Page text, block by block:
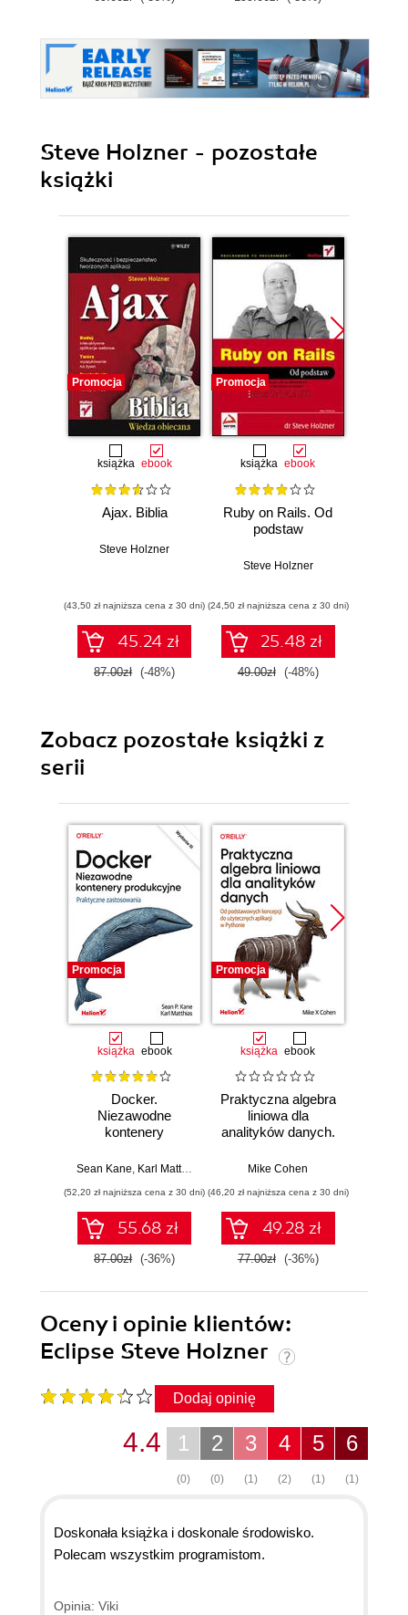
Steve Holzner - pozostałe
książki
Promocja
książka ebook
Ajax. Biblia
Steve Holzner
(43,50 zł najniższa cena z 30 dni)
45.24 zł
87.00zł (-48%)
Promocja
książka ebook
Ruby on Rails. Od
podstaw
Steve Holzner
(24,50 zł najniższa cena z 30 dni)
25.48 zł
49.00zł (-48%)
Zobacz pozostałe książki z
serii
Promocja
książka ebook
Docker.
Niezawodne
kontenery
Praktyczne
Wydanie III
Sean Kane, Karl Matthias
(52,20 zł najniższa cena z 30 dni)
55.68 zł
87.00zł (-36%)
Promocja
książka ebook
Praktyczna algebra
liniowa dla
analityków danych.
koncepcji do
aplikacji w
Pythonie
Mike Cohen
(46,20 zł najniższa cena z 30 dni)
49.28 zł
77.00zł (-36%)
Oceny i opinie klientów:
Eclipse Steve Holzner
Dodaj opinię
6
(1)
5
(1)
4
(2)
3
(1)
2
(0)
1
(0)
4.4
Doskonała książka i doskonale środowisko.
Polecam wszystkim programistom.
Opinia: Viki